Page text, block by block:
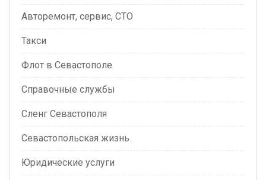
Авторемонт, сервис, СТО
Такси
Флот в Севастополе
Справочные службы
Сленг Севастополя
Севастопольская жизнь
Юридические услуги